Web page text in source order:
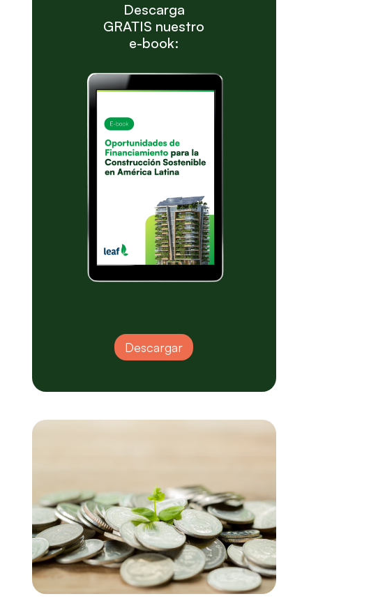
Descarga
GRATIS nuestro
e-book:
Descargar